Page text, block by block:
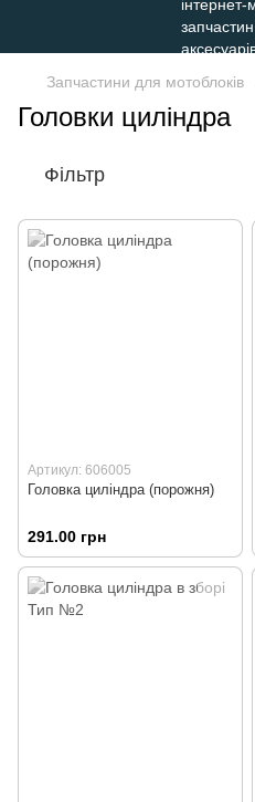
Запчастини для мотоблоків
Головки циліндра
Фільтр
Артикул: 606005
Головка циліндра (порожня)
291.00 грн